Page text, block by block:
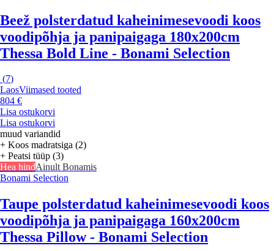
Beež polsterdatud kaheinimesevoodi koos
voodipõhja ja panipaigaga 180x200cm
Thessa Bold Line - Bonami Selection
(7)
LaosViimased tooted
804 €
Lisa ostukorvi
Lisa ostukorvi
muud variandid
+ Koos madratsiga (2)
+ Peatsi tüüp (3)
Hea hindAinult Bonamis
Bonami Selection
Taupe polsterdatud kaheinimesevoodi koos
voodipõhja ja panipaigaga 160x200cm
Thessa Pillow - Bonami Selection